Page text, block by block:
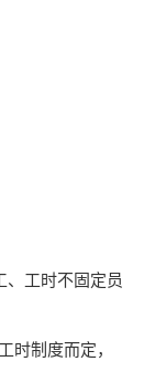
、工时不固定员
时制度而定，